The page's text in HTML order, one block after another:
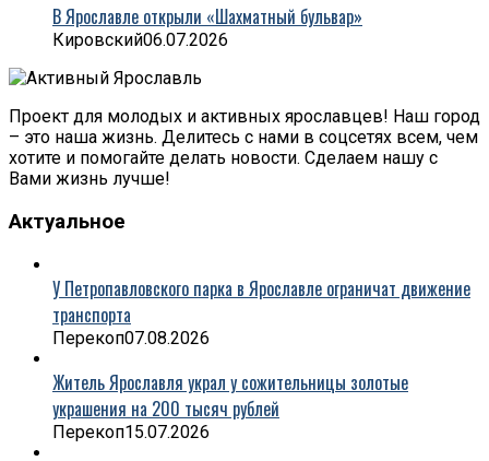
В Ярославле открыли «Шахматный бульвар»
Кировский06.07.2026
Проект для молодых и активных ярославцев! Наш город
– это наша жизнь. Делитесь с нами в соцсетях всем, чем
хотите и помогайте делать новости. Сделаем нашу с
Вами жизнь лучше!
Актуальное
У Петропавловского парка в Ярославле ограничат движение
транспорта
Перекоп07.08.2026
Житель Ярославля украл у сожительницы золотые
украшения на 200 тысяч рублей
Перекоп15.07.2026